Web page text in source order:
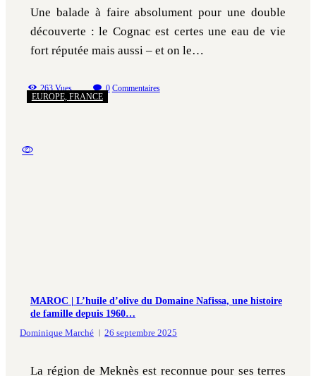
EUROPE, FRANCE
Une balade à faire absolument pour une double
découverte : le Cognac est certes une eau de vie
fort réputée mais aussi – et on le…
263 Vues 0 Commentaires
MAROC | L’huile d’olive du Domaine Nafissa, une histoire
de famille depuis 1960…
Dominique Marché
26 septembre 2025
La région de Meknès est reconnue pour ses terres